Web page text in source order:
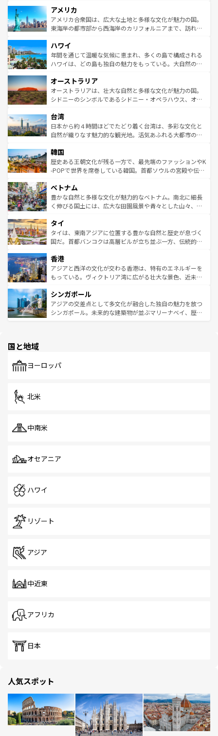
ンツ一覧を参照してほしい。
の建物がそのまま残る町や、スイスならではのユニークな
博物館もあり、アルプス観光だけでなく町歩きも満喫する
ことができる。国民の所得が高いため物価も高いが、旅行
ば市内交通費無料で観光を楽しむこともできる。 なお、新
着のスイス情報はコンテンツ一覧 を参照してほしい。
アメリカ
アメリカ合衆国は、広大な土地と多様な文化が魅力の国。
東海岸の都市部から西海岸のカリフォルニアまで、訪れる
のような巨大都市は、観光、ショッピング、エンターテイ
ンメントが詰まった刺激的なスポットだ。一方、アメリカ
西部には大自然が広がり、グランドキャニオンやイエロー
部のニューオーリンズでは、音楽と美食が融合した独特の
文化が魅力。旅行者はアメリカの各地域で異なる魅力を楽
しみながら、その多様性と豊かな歴史を感じることができ
ならではの贅沢な旅のスタイルだ。 なお、新着のアメリカ
情報はコンテンツ一覧を参照してほしい。
ハワイ
年間を通じて温暖な気候に恵まれ、多くの島で構成される
ハワイは、どの島も独自の魅力をもっている。大自然の神
ワイ島は見逃せない。また、定番の観光地といえばオアフ
島だが、静かな自然を求めるならマウイ島やカウアイ島が
おすすめ。エメラルドグリーンに輝く海をはじめ、豊かな
れるおもてなしの心で訪れる人々を迎えてくれるハワイの
人々、おいしいローカルフードやハワイアンミュージッ
ク、伝統的なフラダンスなど、すべてがハワイの魅力を彩
ワイを、存分に味わってほしい。 なお、新着のハワイ情報
はコンテンツ一覧を参照してほしい。
オーストラリア
オーストラリアは、壮大な自然と多様な文化が魅力の国。
シドニーのシンボルであるシドニー・オペラハウス、オー
リアリーフや大陸中央部にそびえるウルル（エアーズロッ
ク）、タスマニアの美しい原生林やケアンズの熱帯雨林な
ど、見どころがたくさん。また、カフェやワイン、オージ
いる。アクティビティも充実しており、サーフィンやダイ
ビング、ハイキングなど、アウトドア好きにはたまらな
い。オーストラリアの多彩な魅力を存分に味わいつくそ
参照してほしい。
台湾
日本から約４時間ほどでたどり着く台湾は、多彩な文化と
自然が織りなす魅力的な観光地。活気あふれる大都市の台
ン）、静ひつな山岳地帯である台湾東部など、都市の喧騒
と山間の静けさが共存しており、訪れる人に新しい発見と
驚きをもたらしてくれる。また、奥深い台湾の食文化も魅
容にもいいと評判のスイーツなど、バラエティ豊かな料理
が味わえる。 なお、新着の台湾情報は コンテンツ一覧を参
照してほしい。
韓国
歴史ある王朝文化が残る一方で、最先端のファッションやK
-POPで世界を席巻している韓国。首都ソウルの宮殿や伝統
き、地方に足を延ばせば四季折々の自然美を楽しむことが
できる。そして、キムチや焼肉、絶品のストリートフード
まで、さまざまな韓国料理が待っている。夜には、韓国な
リティに包まれながら、韓国の多彩な魅力を心ゆくまで味
わってみてほしい。 なお、新着の韓国情報はコンテンツ一
覧を参照してほしい。
ベトナム
豊かな自然と多様な文化が魅力的なベトナム。南北に細長
く伸びる国土には、広大な田園風景や青々とした山々、世
急速な発展と共に伝統が息づく。ハノイの古い町並みやホ
ーチミン市のフランス統治時代の建物も、独特の雰囲気を
醸し出している。また、バラエティの豊かさとおいしさで
とつ。フォーやバインミー、ベトナムコーヒーなどは、ぜ
ひ現地で味わいたい。どの地域を訪れてもあたたかい人々
が旅行者を迎えてくれるので、きっと忘れられない旅にな
参照してほしい。
タイ
タイは、東南アジアに位置する豊かな自然と歴史が息づく
国だ。首都バンコクは高層ビルが立ち並ぶ一方、伝統的な
の活気が交差している。北部ではチェンマイなどの山岳地
帯で自然と触れ合い、南部ではプーケットやクラビの美し
いビーチでリゾート気分を楽しむことができる。タイ料理
激する。気候は一年中温暖で、どの季節にも異なる楽しみ
が待っている。親しみやすいタイの人々、仏教を中心とし
た文化、そして多様な観光資源が、訪れる旅人を魅了し続
香港
アジアと西洋の文化が交わる香港は、特有のエネルギーを
もっている。ヴィクトリア湾に広がる壮大な景色、近未来
み、どこを訪れても感動するはず。観光スポットが密集し
ており、効率よく見どころを回れるのも魅力。息をのむよ
うな絶景から文化的な体験まで、香港を存分に楽しみ尽く
シンガポール
アジアの交差点として多文化が融合した独自の魅力を放つ
シンガポール。未来的な建築物が並ぶマリーナベイ、歴史
で、ホーカーズは地元の風情を楽しめる外せないスポット
国と地域
ヨーロッパ
北米
中南米
オセアニア
ハワイ
リゾート
アジア
中近東
アフリカ
日本
人気スポット